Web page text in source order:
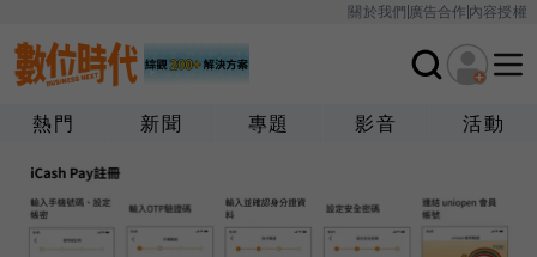
關於我們廣告合作內容授權
熱門 新聞 專題 影音 活動